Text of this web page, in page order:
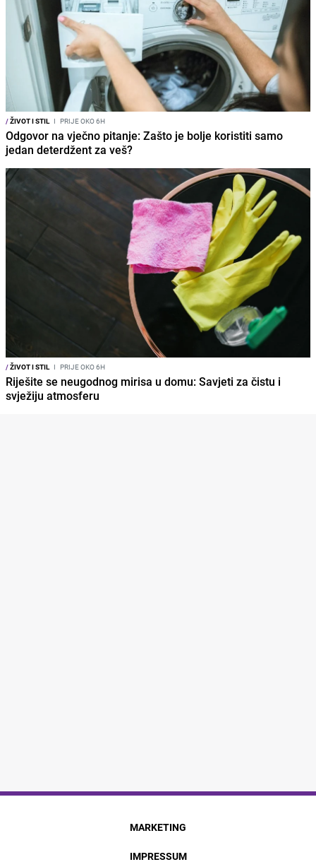
/ŽIVOT I STIL I PRIJE OKO 6H
Odgovor na vječno pitanje: Zašto je bolje koristiti samo
jedan deterdžent za veš?
/ŽIVOT I STIL I PRIJE OKO 6H
Riješite se neugodnog mirisa u domu: Savjeti za čistu i
svježiju atmosferu
MARKETING
IMPRESSUM